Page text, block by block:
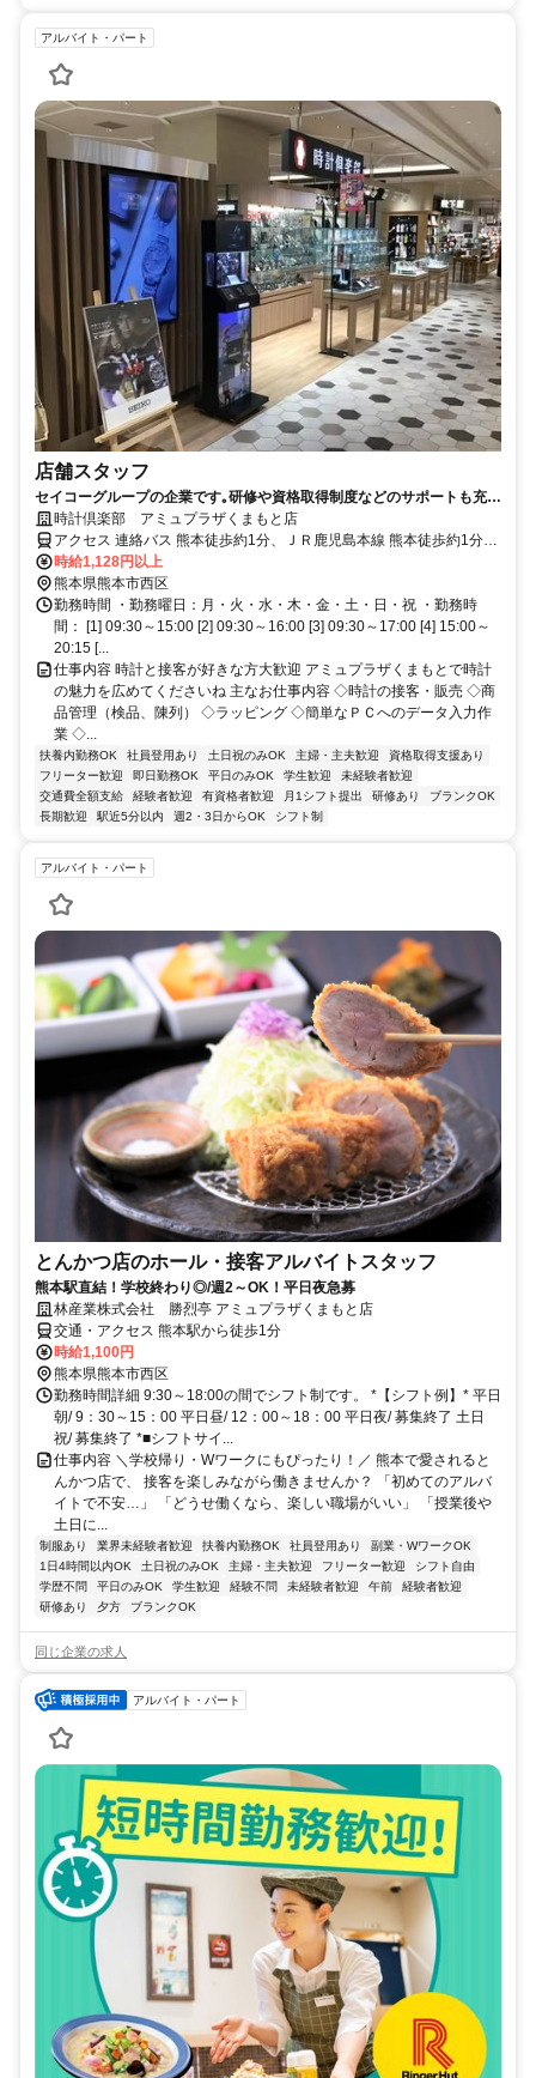
アルバイト・パート
店舗スタッフ
セイコーグループの企業です｡研修や資格取得制度などのサポートも充実
で安心です。
時計倶楽部 アミュプラザくまもと店
アクセス 連絡バス 熊本徒歩約1分、ＪＲ鹿児島本線 熊本徒歩約1分、
熊本市電Ａ系統 熊本駅前徒歩約2分 ＪＲ熊本駅ビル内
時給1,128円以上
熊本県熊本市西区
勤務時間 ・勤務曜日：月・火・水・木・金・土・日・祝 ・勤務時
間： [1] 09:30～15:00 [2] 09:30～16:00 [3] 09:30～17:00 [4] 15:00～
20:15 [...
仕事内容 時計と接客が好きな方大歓迎 アミュプラザくまもとで時計
の魅力を広めてくださいね 主なお仕事内容 ◇時計の接客・販売 ◇商
品管理（検品、陳列） ◇ラッピング ◇簡単なＰＣへのデータ入力作
業 ◇...
扶養内勤務OK 社員登用あり 土日祝のみOK 主婦・主夫歓迎
資格取得支援あり
フリーター歓迎
即日勤務OK 平日のみOK 学生歓迎
未経験者歓迎
交通費全額支給
経験者歓迎 有資格者歓迎 月1シフト提出 研修あり
ブランクOK
長期歓迎
駅近5分以内 週2・3日からOK シフト制
アルバイト・パート
とんかつ店のホール・接客アルバイトスタッフ
熊本駅直結！学校終わり◎/週2～OK！平日夜急募
林産業株式会社 勝烈亭 アミュプラザくまもと店
交通・アクセス 熊本駅から徒歩1分
時給1,100円
熊本県熊本市西区
勤務時間詳細 9:30～18:00の間でシフト制です。 *【シフト例】* 平日
朝/ 9：30～15：00 平日昼/ 12：00～18：00 平日夜/ 募集終了 土日
祝/ 募集終了 *■シフトサイ...
仕事内容 ＼学校帰り・Wワークにもぴったり！／ 熊本で愛されると
んかつ店で、 接客を楽しみながら働きませんか？ 「初めてのアルバ
イトで不安…」 「どうせ働くなら、楽しい職場がいい」 「授業後や
土日に...
制服あり 業界未経験者歓迎 扶養内勤務OK 社員登用あり
副業・WワークOK
1日4時間以内OK
土日祝のみOK 主婦・主夫歓迎 フリーター歓迎
シフト自由
学歴不問
平日のみOK 学生歓迎 経験不問 未経験者歓迎 午前
経験者歓迎
研修あり
夕方 ブランクOK
同じ企業の求人
アルバイト・パート